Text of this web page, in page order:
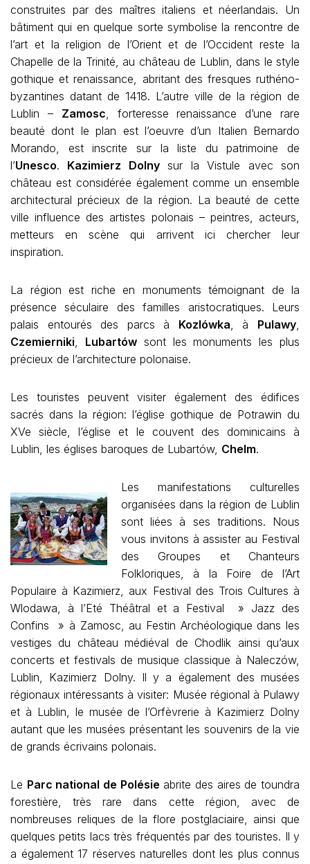
construites par des maîtres italiens et néerlandais. Un
bâtiment qui en quelque sorte symbolise la rencontre de
l’art et la religion de l’Orient et de l’Occident reste la
Chapelle de la Trinité, au château de Lublin, dans le style
gothique et renaissance, abritant des fresques ruthéno-
byzantines datant de 1418. L’autre ville de la région de
Lublin – Zamosc, forteresse renaissance d’une rare
beauté dont le plan est l’oeuvre d’un Italien Bernardo
Morando, est inscrite sur la liste du patrimoine de
l’Unesco. Kazimierz Dolnysur la Vistule avec son
château est considérée également comme un ensemble
architectural précieux de la région. La beauté de cette
ville influence des artistes polonais – peintres, acteurs,
metteurs en scène qui arrivent ici chercher leur
inspiration.
La région est riche en monuments témoignant de la
présence séculaire des familles aristocratiques. Leurs
palais entourés des parcs à Kozlówka, à Pulawy,
Czemierniki, Lubartówsont les monuments les plus
précieux de l’architecture polonaise.
Les touristes peuvent visiter également des édifices
sacrés dans la région: l’église gothique de Potrawin du
XVe siècle, l’église et le couvent des dominicains à
Lublin, les églises baroques de Lubartów, Chelm.
Les manifestations culturelles
organisées dans la région de Lublin
sont liées à ses traditions. Nous
vous invitons à assister au Festival
des Groupes et Chanteurs
Folkloriques, à la Foire de l’Art
Populaire à Kazimierz, aux Festival des Trois Cultures à
Wlodawa, à l’Eté Théâtral et a Festival » Jazz des
Confins » à Zamosc, au Festin Archéologique dans les
vestiges du château médiéval de Chodlik ainsi qu’aux
concerts et festivals de musique classique à Naleczów,
Lublin, Kazimierz Dolny. Il y a également des musées
régionaux intéressants à visiter: Musée régional à Pulawy
et à Lublin, le musée de l’Orfèvrerie à Kazimierz Dolny
autant que les musées présentant les souvenirs de la vie
de grands écrivains polonais.
Le Parc national de Polésie abrite des aires de toundra
forestière, très rare dans cette région, avec de
nombreuses reliques de la flore postglaciaire, ainsi que
quelques petits lacs très fréquentés par des touristes. Il y
a également 17 réserves naturelles dont les plus connus